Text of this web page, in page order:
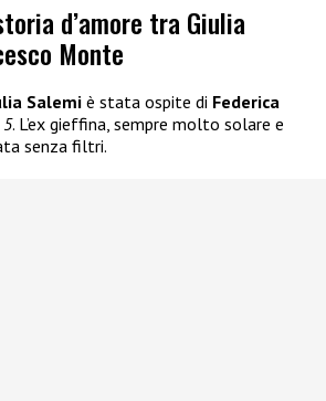
d’amore tra Giulia
Monte
Salemiè stata ospite di Federica
. L’ex gieffina, sempre molto solare e
senza filtri.